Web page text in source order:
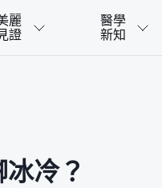
麗
證
醫學
新知
冷？